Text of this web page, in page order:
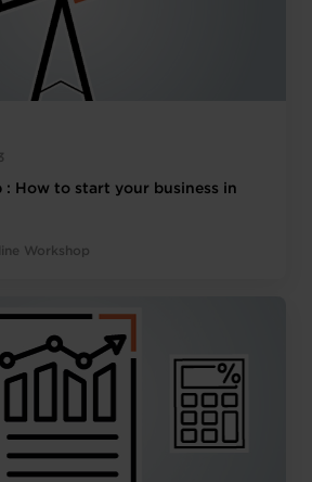
: How to start your business in
Workshop